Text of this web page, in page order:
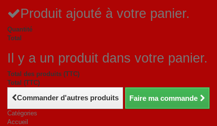
Produit ajouté à votre panier.
Quantité
Total
Il y a un produit dans votre panier.
Total des produits (TTC)
Total (TTC)
Commander d'autres produits Faire ma commande
Catégories
Accueil